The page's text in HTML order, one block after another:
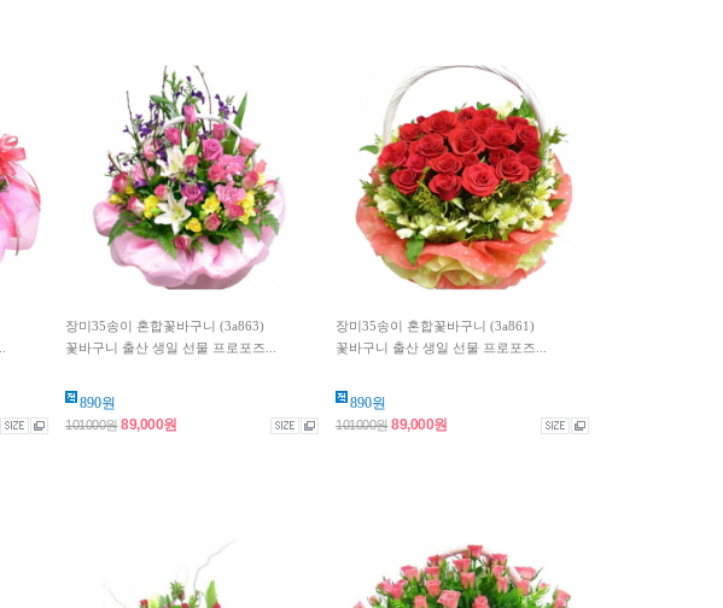
장미35송이 혼합꽃바구니 (3a863)
꽃바구니 출산 생일 선물 프로포즈...
890원
101000원89,000원
장미35송이 혼합꽃바구니 (3a861)
꽃바구니 출산 생일 선물 프로포즈...
890원
101000원89,000원